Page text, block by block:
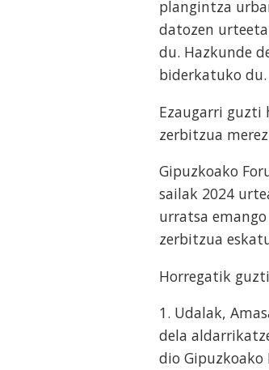
plangintza
datozen
du. Hazkunde
biderkatuko du.
Ezaugarri guzti
zerbitzua
Gipuzkoako
sailak 2024
urratsa
zerbitzua
Horregatik
1. Udalak,
dela
dio